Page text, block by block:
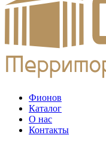
Фионов
Каталог
О нас
Контакты